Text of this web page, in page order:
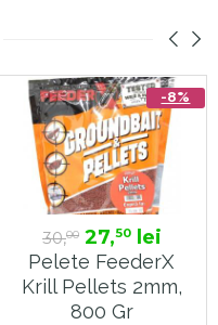
-8%
30,00 27,50lei
Pelete FeederX
Krill Pellets 2mm,
800 Gr